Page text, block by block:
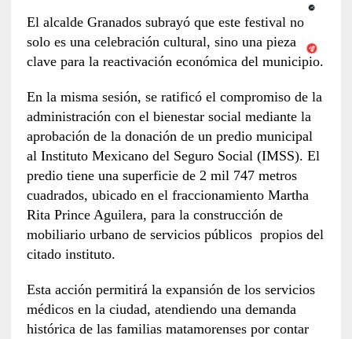
El alcalde Granados subrayó que este festival no
solo es una celebración cultural, sino una pieza
clave para la reactivación económica del municipio.
En la misma sesión, se ratificó el compromiso de la
administración con el bienestar social mediante la
aprobación de la donación de un predio municipal
al Instituto Mexicano del Seguro Social (IMSS). El
predio tiene una superficie de 2 mil 747 metros
cuadrados, ubicado en el fraccionamiento Martha
Rita Prince Aguilera, para la construcción de
mobiliario urbano de servicios públicos propios del
citado instituto.
Esta acción permitirá la expansión de los servicios
médicos en la ciudad, atendiendo una demanda
histórica de las familias matamorenses por contar